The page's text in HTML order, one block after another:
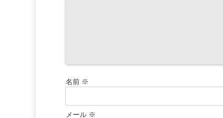
名前 ※
メール ※